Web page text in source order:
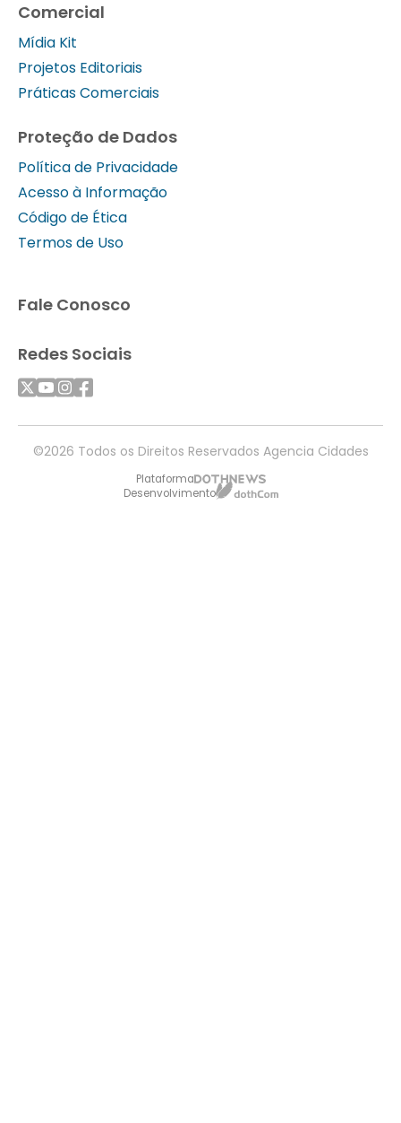
Comercial
Mídia Kit
Projetos Editoriais
Práticas Comerciais
Proteção de Dados
Política de Privacidade
Acesso à Informação
Código de Ética
Termos de Uso
Fale Conosco
Redes Sociais
©2026 Todos os Direitos Reservados Agencia Cidades
Plataforma
Desenvolvimento